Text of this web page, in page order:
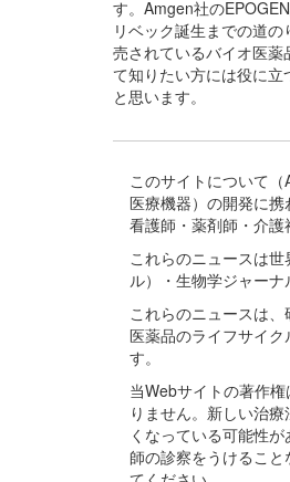
す。Amgen社の
リベック誕生までの道の
売されているバイオ医薬
て知りたい方には役に立
と思います。
このサイトについて
医療機器）の開発に
看護師・薬剤師・介護
これらのニュースは
ル）・生物学ジャーナ
これらのニュースは
医薬品のライフサイ
す。
当Webサイトの著作
りません。新しい治
くなっている可能性
師の診察をうけるこ